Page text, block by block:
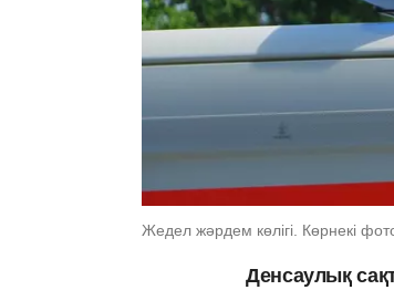
Жедел жәрдем көлігі. Көрнекі
Денсаулық